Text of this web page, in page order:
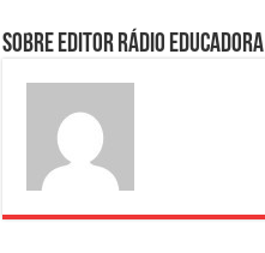
Sobre Editor Rádio Educadora